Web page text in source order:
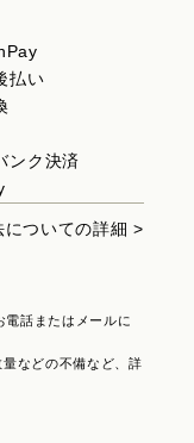
払い
ンク決済
についての詳細 >
話またはメールに
などの不備など、詳